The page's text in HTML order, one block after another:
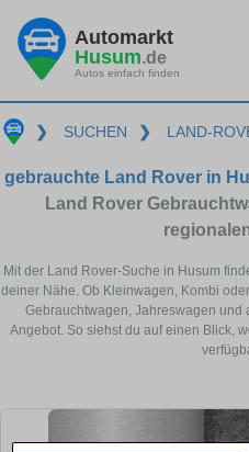
Automarkt
Husum.de
Autos einfach finden
❯ SUCHEN ❯ LAND-
gebrauchte Land Rover in
Land Rover
Mit der Land Rover-Suche in Husum
deiner Nähe. Ob Kleinwagen, Kombi
Gebrauchtwagen, Jahreswagen
Angebot. So siehst du auf einen Blick,